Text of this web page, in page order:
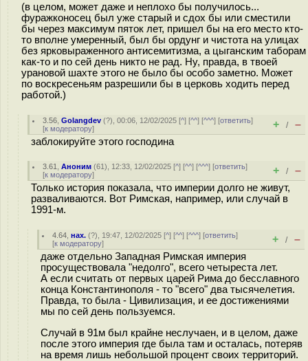
(в целом, может даже и неплохо бы получилось...
фуражконосец был уже старый и сдох бы или сместили
бы через максимум пяток лет, пришел бы на его место кто-
то вполне умеренный, был бы ордунг и чистота на улицах
без ярковыраженного антисемитизма, а цыганским таборам
как-то и по сей день никто не рад. Ну, правда, в твоей
урановой шахте этого не было бы особо заметно. Может
по воскресеньям разрешили бы в церковь ходить перед
работой.)
3.56 ,Golangdev (?), 00:06, 12/02/2025 [^] [^^] [^^^] [ответить]
[к модератору] + / –
заблокируйте этого господина
3.61 ,Аноним (61), 12:33, 12/02/2025 [^] [^^] [^^^] [ответить]
[к модератору] + / –
Только история показала, что империи долго не живут,
разваливаются. Вот Римская, например, или случай в
1991-м.
4.64 ,нах. (?), 19:47, 12/02/2025 [^] [^^] [^^^] [ответить]
[к модератору] + / –
даже отдельно Западная Римская империя
просуществовала "недолго", всего четыреста лет.
А если считать от первых царей Рима до бесславного
конца Константинополя - то "всего" два тысячелетия.
Правда, то была - Цивилизация, и ее достижениями
мы по сей день пользуемся.
Случай в 91м был крайне неслучаен, и в целом, даже
после этого империя где была там и осталась, потеряв
на время лишь небольшой процент своих территорий.